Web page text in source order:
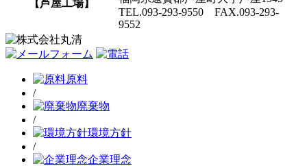
【芦屋工場】
TEL.093-293-9550 FAX.093-293-
9552
原料
/
廃棄物
/
環境方針
/
企業理念